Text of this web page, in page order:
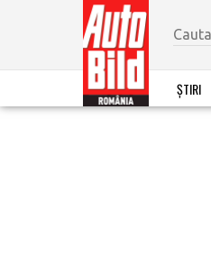
ȘTIRI